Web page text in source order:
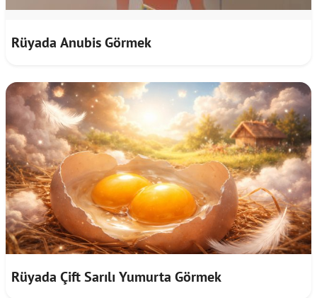
Rüyada Anubis Görmek
Rüyada Çift Sarılı Yumurta Görmek